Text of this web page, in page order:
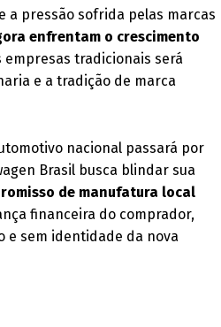
a pressão sofrida pelas marcas
enfrentam o crescimento
empresas tradicionais será
e a tradição de marca
nacional passará por
Brasil busca blindar sua
de manufatura local
financeira do comprador,
e sem identidade da nova